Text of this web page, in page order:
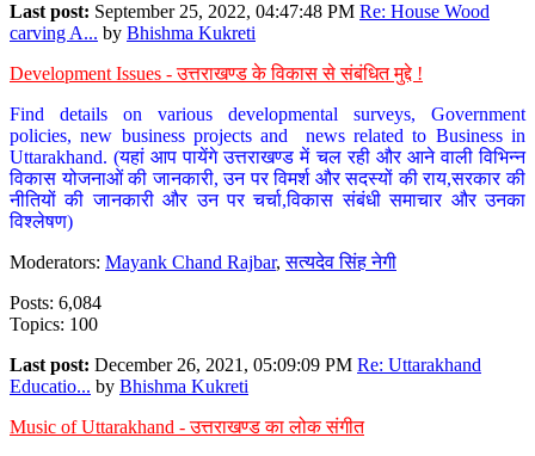
Last post: September 25, 2022, 04:47:48 PM Re: House Wood
carving A... by Bhishma Kukreti
Development Issues - उत्तराखण्ड के विकास से संबंधित मुद्दे !
Find details on various developmental surveys, Government
policies, new business projects and news related to Business in
Uttarakhand. (यहां आप पायेंगे उत्तराखण्ड में चल रही और आने वाली विभिन्न
विकास योजनाओं की जानकारी, उन पर विमर्श और सदस्यों की राय,सरकार की
नीतियों की जानकारी और उन पर चर्चा,विकास संबंधी समाचार और उनका
विश्लेषण)
Moderators: Mayank Chand Rajbar,सत्यदेव सिंह नेगी
Posts: 6,084
Topics: 100
Last post: December 26, 2021, 05:09:09 PM Re: Uttarakhand
Educatio... by Bhishma Kukreti
Music of Uttarakhand - उत्तराखण्ड का लोक संगीत